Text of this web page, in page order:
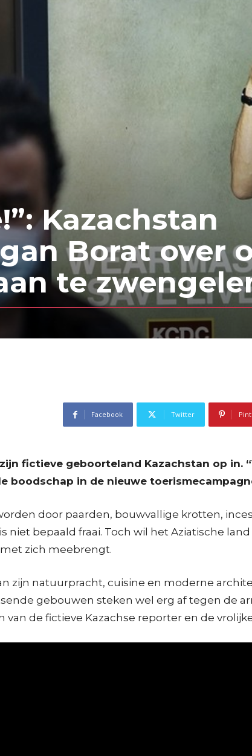
Kazachstan
Borat over
te
Facebook Twitter
fictieve geboorteland Kazachstan op in.
boodschap in de nieuwe
door paarden, bouwvallige krotten,
niet bepaald fraai. Toch wil het Aziatische
zich meebrengt.
zijn natuurpracht, cuisine en moderne
gebouwen steken wel erg af tegen de
de fictieve Kazachse reporter en de